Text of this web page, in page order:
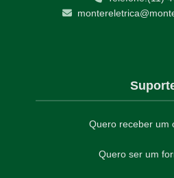
Quero receber um
Quero ser um